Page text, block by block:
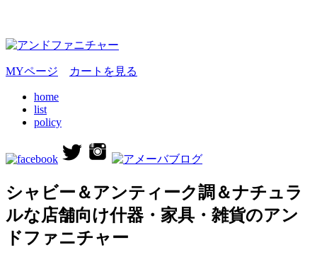
MYページ カートを見る
home
list
policy
シャビー＆アンティーク調＆ナチュラ
ルな店舗向け什器・家具・雑貨のアン
ドファニチャー